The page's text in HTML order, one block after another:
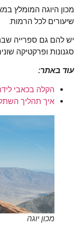
מכון היוגה המומלץ
שיעורים לכל הרמות.
יש להם גם ספרייה
סגנונות ופרקטיקה
עוד באתר:
הקלה בכאבי
איך תהליך
מכון יוגה